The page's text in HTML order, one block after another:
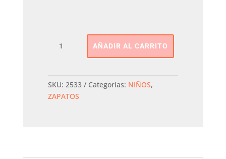
Brillo
AÑADIR AL CARRITO
SKU: 2533 Categorías: NIÑOS,
ZAPATOS